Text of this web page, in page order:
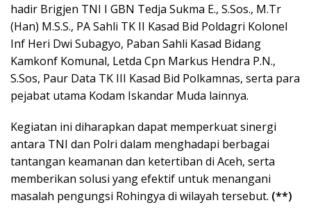
hadir Brigjen TNI I GBN Tedja Sukma E., S.Sos., M.Tr
(Han) M.S.S., PA Sahli TK II Kasad Bid Poldagri Kolonel
Inf Heri Dwi Subagyo, Paban Sahli Kasad Bidang
Kamkonf Komunal, Letda Cpn Markus Hendra P.N.,
S.Sos, Paur Data TK III Kasad Bid Polkamnas, serta para
pejabat utama Kodam Iskandar Muda lainnya.
Kegiatan ini diharapkan dapat memperkuat sinergi
antara TNI dan Polri dalam menghadapi berbagai
tantangan keamanan dan ketertiban di Aceh, serta
memberikan solusi yang efektif untuk menangani
masalah pengungsi Rohingya di wilayah tersebut. (**)